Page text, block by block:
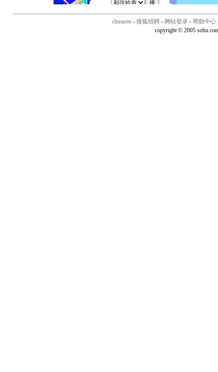
chinaren - 搜狐招聘 - 网站登录 - 帮助中心
copyright © 2005